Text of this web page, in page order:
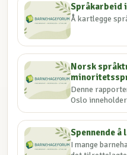
Språkarbeid
Å kartlegge
Norsk
Denne
Oslo
Spennende
I mange